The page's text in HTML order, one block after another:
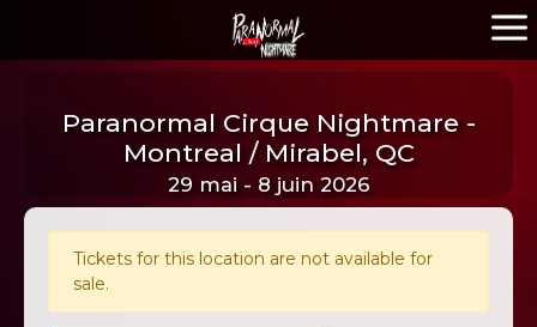
Paranormal Cirque Nightmare -
Montreal / Mirabel, QC
29 mai - 8 juin 2026
Tickets for this location are not available for
sale.